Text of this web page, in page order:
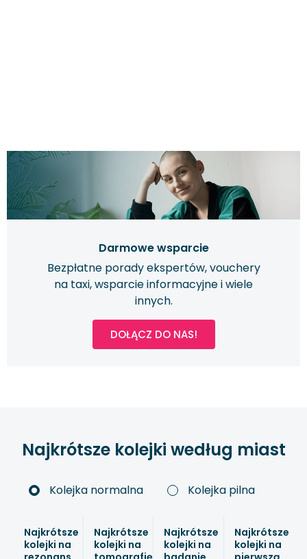
Darmowe wsparcie
Bezpłatne porady ekspertów, vouchery
na taxi, wsparcie informacyjne i wiele
innych.
DOŁĄCZ DO NAS!
Najkrótsze kolejki według miast
Kolejka normalna Kolejka pilna
Najkrótsze
kolejki na
Najkrótsze
kolejki na
Najkrótsze
kolejki na
Najkrótsze
kolejki na